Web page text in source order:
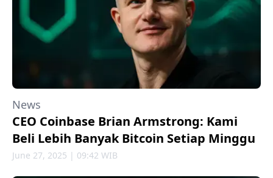
News
CEO Coinbase Brian Armstrong: Kami
Beli Lebih Banyak Bitcoin Setiap Minggu
June 27, 2025 | 09:42 WIB